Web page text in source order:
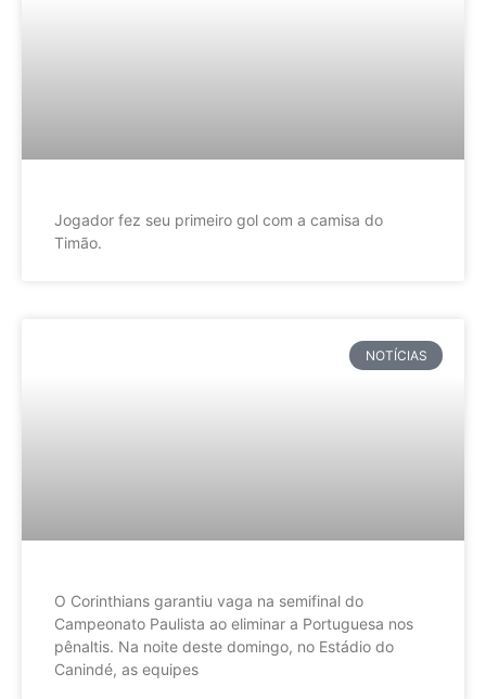
Jogador fez seu primeiro gol com a camisa do
Timão.
NOTÍCIAS
O Corinthians garantiu vaga na semifinal do
Campeonato Paulista ao eliminar a Portuguesa nos
pênaltis. Na noite deste domingo, no Estádio do
Canindé, as equipes